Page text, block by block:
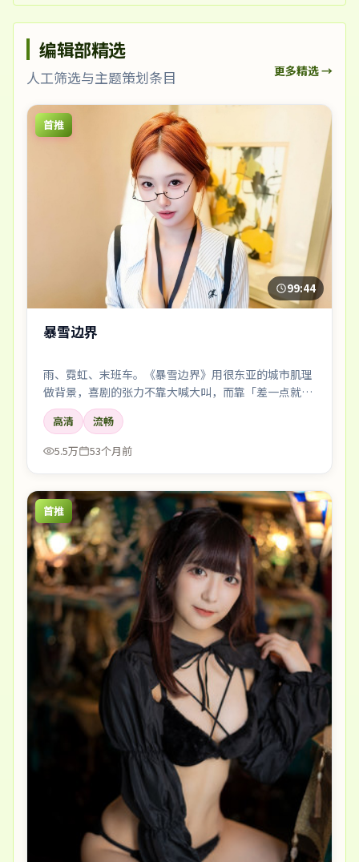
编辑部精选
人工筛选与主题策划条目 更多精选 →
首推
99:44
暴雪边界
雨、霓虹、末班车。《暴雪边界》用很东亚的城市肌理
做背景，喜剧的张力不靠大喊大叫，而靠「差一点就说
出口」的沉默。
高清
流畅
5.5万
53个月前
首推